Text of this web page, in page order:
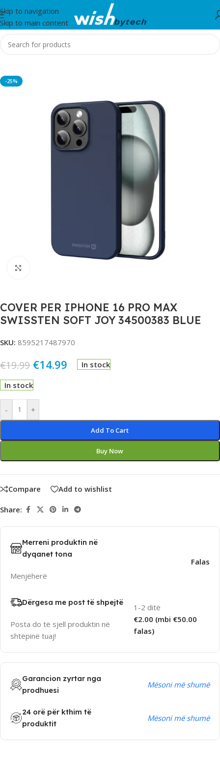
Skip to navigation
Skip to main content
Home/Swissten
-25%
COVER PER IPHONE 16 PRO MAX
SWISSTEN SOFT JOY 34500383 BLUE
SKU: 8595217487970
€19.99 €14.99 In stock
In stock
- +
Add To Cart
Buy Now
Alternative:
Compare Add to wishlist
Share:
Merreni produktin në
dyqanet tona
Menjëherë
Falas
Dërgesa me post të shpejtë
Posta do të sjell produktin në
shtëpinë tuaj!
1-2 ditë
€2.00 (mbi €50.00
falas)
Garancion zyrtar nga
prodhuesi
Mësoni më shumë
24 orë për kthim të
produktit
Mësoni më shumë